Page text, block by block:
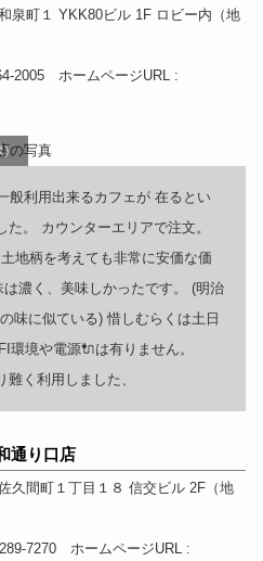
泉町１ YKK80ビル 1F ロビー内 （地
2005 ホームページURL:
）
般利用出来るカフェが 在るとい
た。 カウンターエリアで注文。
地柄を考えても非常に安価な価
濃く、美味しかったです。 (明治
味に似ている) 惜しむらくは土日
境や電源🔌は有りません。
く利用しました、
通り口店
久間町１丁目１８ 信交ビル 2F（地
7270 ホームページURL: